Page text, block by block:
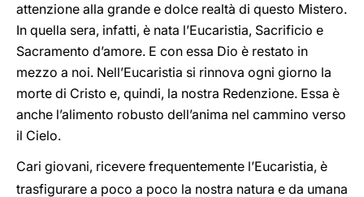
attenzione alla grande e dolce realtà di questo Mistero.
In quella sera, infatti, è nata l’Eucaristia, Sacrificio e
Sacramento d’amore. E con essa Dio è restato in
mezzo a noi. Nell’Eucaristia si rinnova ogni giorno la
morte di Cristo e, quindi, la nostra Redenzione. Essa è
anche l’alimento robusto dell’anima nel cammino verso
il Cielo.
Cari giovani, ricevere frequentemente l’Eucaristia, è
trasfigurare a poco a poco la nostra natura e da umana